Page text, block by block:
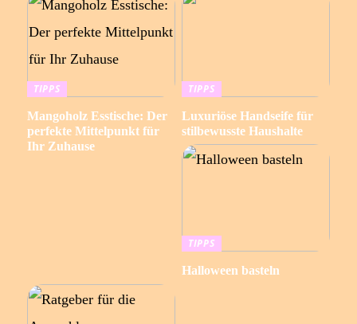
TIPPS
Mangoholz Esstische: Der
perfekte Mittelpunkt für
Ihr Zuhause
TIPPS
Luxuriöse Handseife für
stilbewusste Haushalte
TIPPS
Halloween basteln